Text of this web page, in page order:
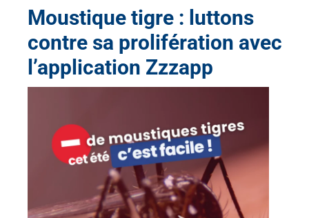
Moustique tigre : luttons
contre sa prolifération avec
l’application Zzzapp